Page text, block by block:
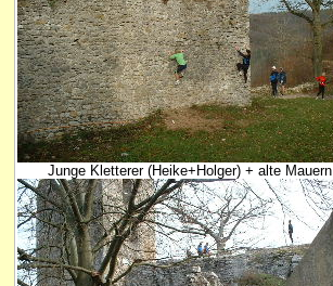
Junge Kletterer (Heike+Holger) + alte Mauern